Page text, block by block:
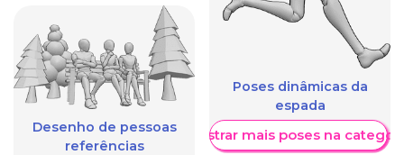
Desenho de pessoas
referências
Poses dinâmicas da
espada
Mostrar mais poses na